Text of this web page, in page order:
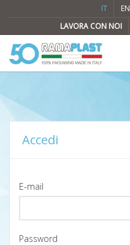
IT EN
LAVORA CON NOI
Accedi
E-mail
Password